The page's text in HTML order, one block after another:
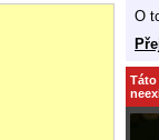
O
Táto